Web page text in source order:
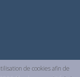
de cookies afin de